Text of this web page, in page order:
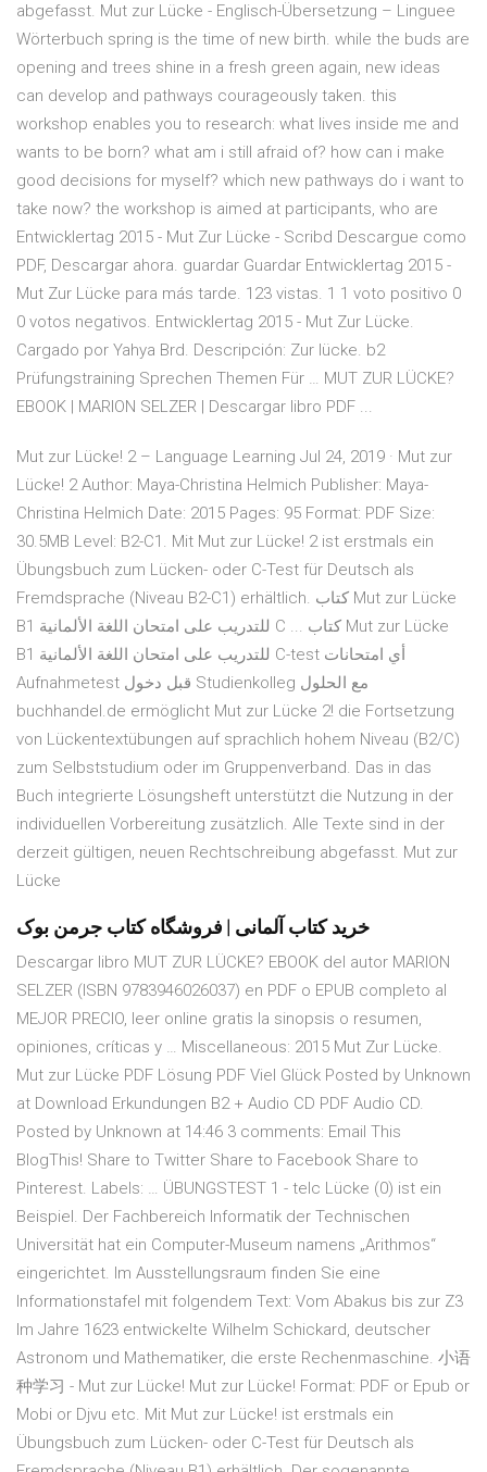
abgefasst. Mut zur Lücke - Englisch-Übersetzung – Linguee
Wörterbuch spring is the time of new birth. while the buds are
opening and trees shine in a fresh green again, new ideas
can develop and pathways courageously taken. this
workshop enables you to research: what lives inside me and
wants to be born? what am i still afraid of? how can i make
good decisions for myself? which new pathways do i want to
take now? the workshop is aimed at participants, who are
Entwicklertag 2015 - Mut Zur Lücke - Scribd Descargue como
PDF, Descargar ahora. guardar Guardar Entwicklertag 2015 -
Mut Zur Lücke para más tarde. 123 vistas. 1 1 voto positivo 0
0 votos negativos. Entwicklertag 2015 - Mut Zur Lücke.
Cargado por Yahya Brd. Descripción: Zur lücke. b2
Prüfungstraining Sprechen Themen Für … MUT ZUR LÜCKE?
EBOOK | MARION SELZER | Descargar libro PDF ...
Mut zur Lücke! 2 – Language Learning Jul 24, 2019 · Mut zur
Lücke! 2 Author: Maya-Christina Helmich Publisher: Maya-
Christina Helmich Date: 2015 Pages: 95 Format: PDF Size:
30.5MB Level: B2-C1. Mit Mut zur Lücke! 2 ist erstmals ein
Übungsbuch zum Lücken- oder C-Test für Deutsch als
Fremdsprache (Niveau B2-C1) erhältlich. كتاب Mut zur Lücke
B1 للتدريب على امتحان اللغة الألمانية C ... كتاب Mut zur Lücke
B1 للتدريب على امتحان اللغة الألمانية C-test أي امتحانات
Aufnahmetest قبل دخول Studienkolleg مع الحلول
buchhandel.de ermöglicht Mut zur Lücke 2! die Fortsetzung
von Lückentextübungen auf sprachlich hohem Niveau (B2/C)
zum Selbststudium oder im Gruppenverband. Das in das
Buch integrierte Lösungsheft unterstützt die Nutzung in der
individuellen Vorbereitung zusätzlich. Alle Texte sind in der
derzeit gültigen, neuen Rechtschreibung abgefasst. Mut zur
Lücke
خرید کتاب آلمانی | فروشگاه کتاب جرمن بوک
Descargar libro MUT ZUR LÜCKE? EBOOK del autor MARION
SELZER (ISBN 9783946026037) en PDF o EPUB completo al
MEJOR PRECIO, leer online gratis la sinopsis o resumen,
opiniones, críticas y … Miscellaneous: 2015 Mut Zur Lücke.
Mut zur Lücke PDF Lösung PDF Viel Glück Posted by Unknown
at Download Erkundungen B2 + Audio CD PDF Audio CD.
Posted by Unknown at 14:46 3 comments: Email This
BlogThis! Share to Twitter Share to Facebook Share to
Pinterest. Labels: … ÜBUNGSTEST 1 - telc Lücke (0) ist ein
Beispiel. Der Fachbereich Informatik der Technischen
Universität hat ein Computer-Museum namens „Arithmos“
eingerichtet. Im Ausstellungsraum finden Sie eine
Informationstafel mit folgendem Text: Vom Abakus bis zur Z3
Im Jahre 1623 entwickelte Wilhelm Schickard, deutscher
Astronom und Mathematiker, die erste Rechenmaschine. 小语
种学习 - Mut zur Lücke! Mut zur Lücke! Format: PDF or Epub or
Mobi or Djvu etc. Mit Mut zur Lücke! ist erstmals ein
Übungsbuch zum Lücken- oder C-Test für Deutsch als